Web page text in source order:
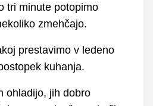
tri minute potopimo
zmehčajo.
prestavimo v ledeno
kuhanja.
ohladijo, jih dobro